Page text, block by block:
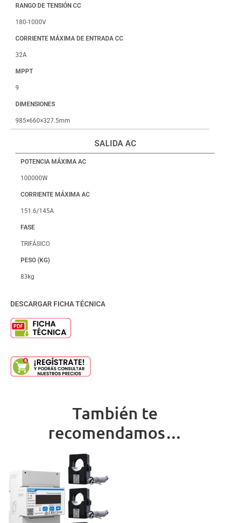
RANGO DE TENSIÓN CC
180-1000V
CORRIENTE MÁXIMA DE ENTRADA CC
32A
MPPT
9
DIMENSIONES
985×660×327.5mm
SALIDA AC
POTENCIA MÁXIMA AC
100000W
CORRIENTE MÁXIMA AC
151.6/145A
FASE
TRIFÁSICO
PESO (KG)
83kg
DESCARGAR FICHA TÉCNICA
También te
recomendamos…